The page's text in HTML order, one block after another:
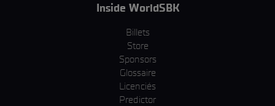
Inside WorldSBK
Billets
Store
Sponsors
Glossaire
Licenciés
Predictor